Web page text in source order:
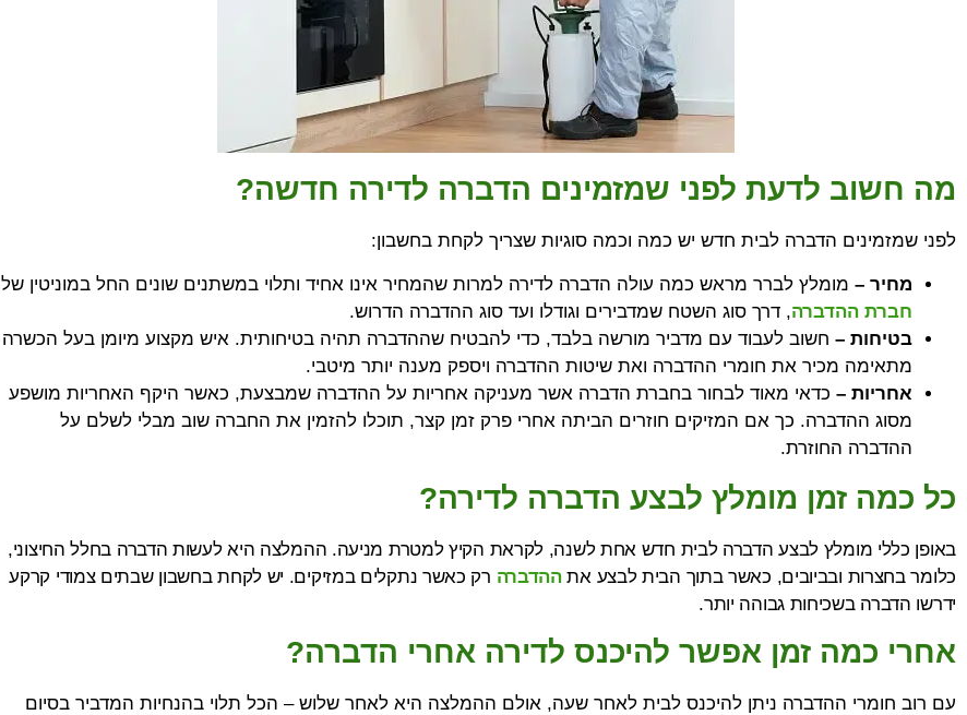
מה חשוב לדעת לפני שמזמינים הדברה לדירה חדשה?
לפני שמזמינים הדברה לבית חדש יש כמה וכמה סוגיות שצריך לקחת בחשבון:
מחיר – מומלץ לברר מראש כמה עולה הדברה לדירה למרות שהמחיר אינו אחיד ותלוי במשתנים שונים החל במוניטין של
חברת ההדברה, דרך סוג השטח שמדבירים וגודלו ועד סוג ההדברה הדרוש.
בטיחות – חשוב לעבוד עם מדביר מורשה בלבד, כדי להבטיח שההדברה תהיה בטיחותית. איש מקצוע מיומן בעל הכשרה
מתאימה מכיר את חומרי ההדברה ואת שיטות ההדברה ויספק מענה יותר מיטבי.
אחריות – כדאי מאוד לבחור בחברת הדברה אשר מעניקה אחריות על ההדברה שמבצעת, כאשר היקף האחריות מושפע
מסוג ההדברה. כך אם המזיקים חוזרים הביתה אחרי פרק זמן קצר, תוכלו להזמין את החברה שוב מבלי לשלם על
ההדברה החוזרת.
כל כמה זמן מומלץ לבצע הדברה לדירה?
באופן כללי מומלץ לבצע הדברה לבית חדש אחת לשנה, לקראת הקיץ למטרת מניעה. ההמלצה היא לעשות הדברה בחלל החיצוני,
כלומר בחצרות ובביובים, כאשר בתוך הבית לבצע אתההדברה רק כאשר נתקלים במזיקים. יש לקחת בחשבון שבתים צמודי קרקע
ידרשו הדברה בשכיחות גבוהה יותר.
אחרי כמה זמן אפשר להיכנס לדירה אחרי הדברה?
עם רוב חומרי ההדברה ניתן להיכנס לבית לאחר שעה, אולם ההמלצה היא לאחר שלוש – הכל תלוי בהנחיות המדביר בסיום